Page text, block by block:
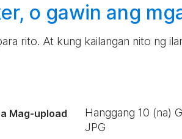
o gawin ang
rito. At kung kailangan nito ng
Mag-upload
Hanggang10 (na)
JPG